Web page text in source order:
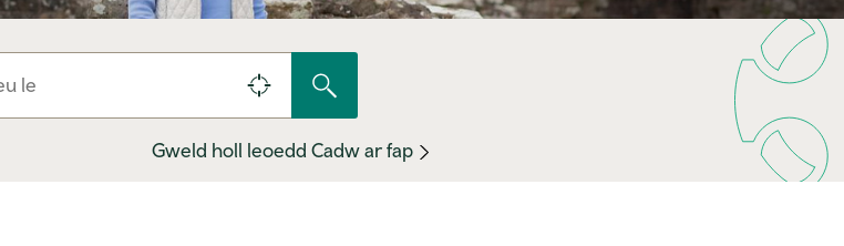
Gweld holl leoedd Cadw ar fap